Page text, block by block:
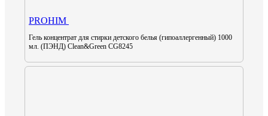
PROHIM
Гель концентрат для стирки детского белья (гипоаллергенный) 1000
мл. (ПЭНД) Clean&Green CG8245